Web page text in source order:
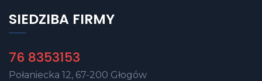
SIEDZIBA FIRMY
76 8353153
Połaniecka 12, 67-200 Głogów